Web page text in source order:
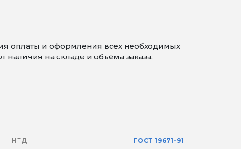
оплаты и оформления всех необходимых
наличия на складе и объёма заказа.
НТД
ГОСТ 19671-91